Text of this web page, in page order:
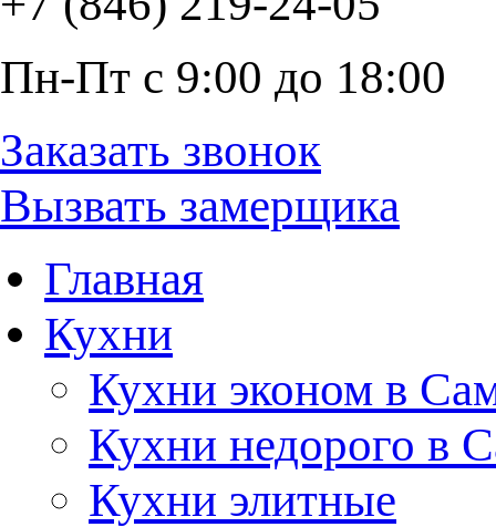
Пн-Пт с 9:00 до 18:00
Заказать звонок
Вызвать замерщика
Главная
Кухни
Кухни эконом в
Кухни недорого в
Кухни элитные